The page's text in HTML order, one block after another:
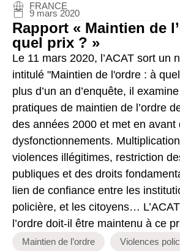
FRANCE
9 mars 2020
Rapport « Maintien de
quel prix ? »
Le 11 mars 2020, l’ACAT sort un
intitulé "Maintien de l'ordre : à
plus d’un an d’enquête, il
pratiques de maintien de l’ordre
des années 2000 et met en avant
dysfonctionnements.
violences illégitimes, restriction
publiques et des droits
lien de confiance entre les
policière, et les citoyens…
l’ordre doit-il être maintenu à ce
Maintien de l’ordre Violences